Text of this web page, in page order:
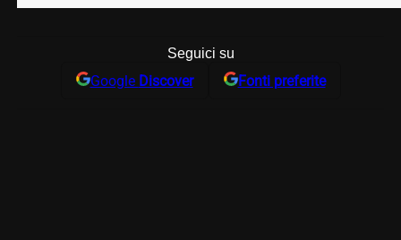
Seguici su
Google Discover Fonti preferite